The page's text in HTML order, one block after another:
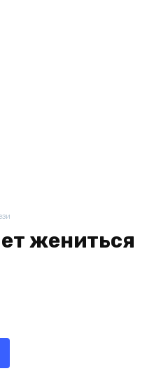
жениться